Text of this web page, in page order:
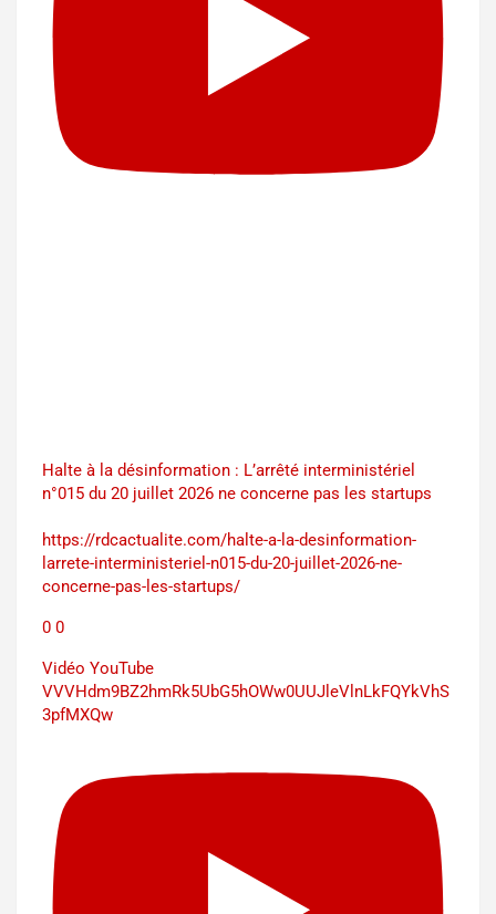
Halte à la désinformation : L’arrêté interministériel
n°015 du 20 juillet 2026 ne concerne pas les startups
https://rdcactualite.com/halte-a-la-desinformation-
larrete-interministeriel-n015-du-20-juillet-2026-ne-
concerne-pas-les-startups/
0 0
Vidéo YouTube
VVVHdm9BZ2hmRk5UbG5hOWw0UUJleVlnLkFQYkVhS
3pfMXQw